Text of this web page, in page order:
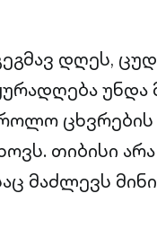
დღეს,
უნდა
თიბისი
მაძლევს